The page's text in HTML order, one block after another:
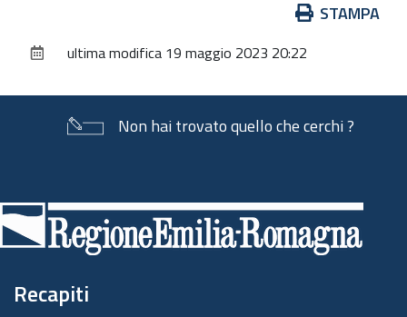
documento
STAMPA
ultima modifica 19 maggio 2023 20:22
Non hai trovato quello che cerchi ?
di
pagina
Recapiti